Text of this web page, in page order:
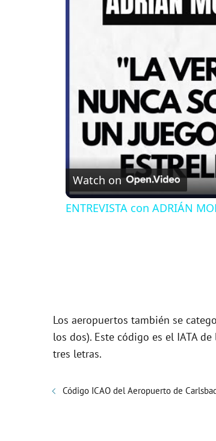
Watch on
ENTREVISTA con ADRIÁN
Los aeropuertos también se
los dos). Este código es el IATA
tres letras.
Código ICAO del Aeropuerto de